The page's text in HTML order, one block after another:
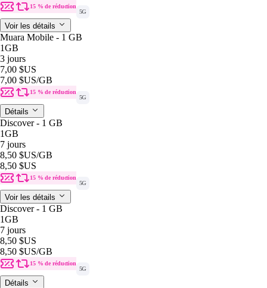
15 % de réduction
5G
Voir les détails
Muara Mobile - 1 GB
1GB
3 jours
7,00 $US
7,00 $US/GB
15 % de réduction
5G
Détails
Discover - 1 GB
1GB
7 jours
8,50 $US/GB
8,50 $US
15 % de réduction
5G
Voir les détails
Discover - 1 GB
1GB
7 jours
8,50 $US
8,50 $US/GB
15 % de réduction
5G
Détails